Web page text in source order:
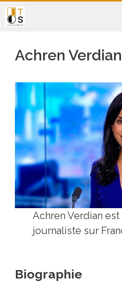
Aller
au
Achren Verdian
Achren Verdian
journaliste sur
Biographie